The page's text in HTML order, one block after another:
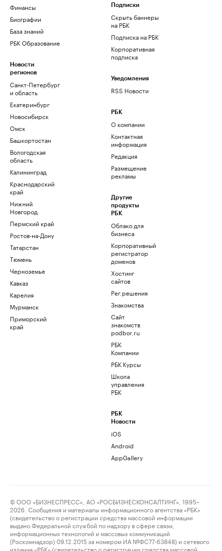
Финансы
Биографии
База знаний
РБК Образование
Новости
регионов
Санкт-Петербург
и область
Екатеринбург
Новосибирск
Омск
Башкортостан
Вологодская
область
Калининград
Краснодарский
край
Нижний
Новгород
Пермский край
Ростов-на-Дону
Татарстан
Тюмень
Черноземье
Кавказ
Карелия
Мурманск
Приморский
край
Подписки
Скрыть баннеры
на РБК
Подписка на РБК
Корпоративная
подписка
Уведомления
RSS Новости
РБК
О компании
Контактная
информация
Редакция
Размещение
рекламы
Другие
продукты
РБК
Облако для
бизнеса
Корпоративный
регистратор
доменов
Хостинг
сайтов
Рег.решения
Знакомства
Сайт
знакомств
podbor.ru
РБК
Компании
РБК Курсы
Школа
управления
РБК
РБК
Новости
iOS
Android
AppGallery
© ООО «БИЗНЕСПРЕСС», АО «РОСБИЗНЕСКОНСАЛТИНГ», 1995–
2026. Сообщения и материалы информационного агентства «РБК»
(свидетельство о регистрации средства массовой информации
выдано Федеральной службой по надзору в сфере связи,
информационных технологий и массовых коммуникаций
(Роскомнадзор) 09.12.2015 за номером ИА №ФС77-63848) и сетевого
издания «РБК» (свидетельство о регистрации средства массовой